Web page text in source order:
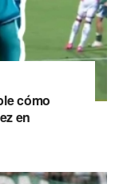
cómo
en